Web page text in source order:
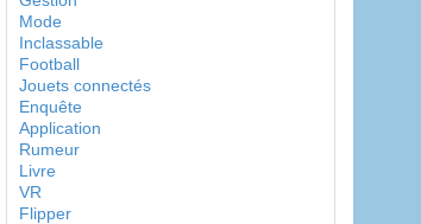
Mode
Inclassable
Football
Jouets connectés
Enquête
Application
Rumeur
Livre
VR
Flipper